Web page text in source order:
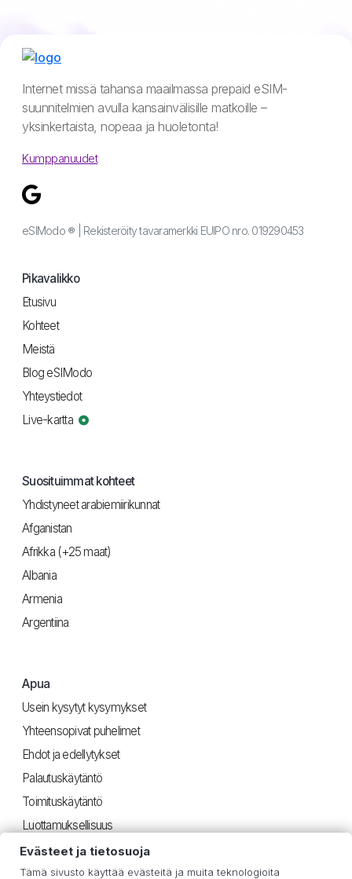
Internet missä tahansa maailmassa prepaid eSIM-
suunnitelmien avulla kansainvälisille matkoille –
yksinkertaista, nopeaa ja huoletonta!
Kumppanuudet
eSIModo ® | Rekisteröity tavaramerkki EUIPO nro. 019290453
Pikavalikko
Etusivu
Kohteet
Meistä
Blog eSIModo
Yhteystiedot
Live-kartta
Suosituimmat kohteet
Yhdistyneet arabiemiirikunnat
Afganistan
Afrikka (+25 maat)
Albania
Armenia
Argentiina
Apua
Usein kysytyt kysymykset
Yhteensopivat puhelimet
Ehdot ja edellytykset
Palautuskäytäntö
Toimituskäytäntö
Luottamuksellisuus
Evästeet ja tietosuoja
Tämä sivusto käyttää evästeitä ja muita teknologioita